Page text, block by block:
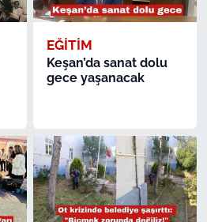
EĞİTİM
Keşan’da sanat dolu
gece yaşanacak